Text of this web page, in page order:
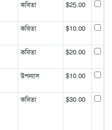
কবিতা $25.00
কবিতা $10.00
কবিতা $20.00
উপন্যাস $10.00
কবিতা $30.00